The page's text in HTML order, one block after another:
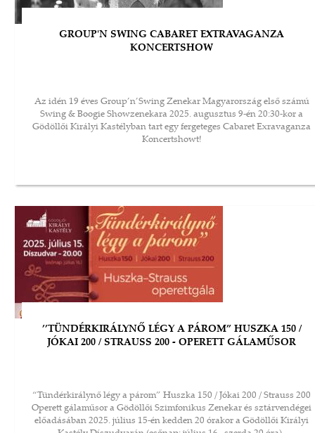
GROUP'N SWING CABARET EXTRAVAGANZA
KONCERTSHOW
Az idén 19 éves Group’n’Swing Zenekar Magyarország első számú
Swing & Boogie Showzenekara 2025. augusztus 9-én 20:30-kor a
Gödöllői Királyi Kastélyban tart egy fergeteges Cabaret Exravaganza
Koncertshowt!
’’TÜNDÉRKIRÁLYNŐ LÉGY A PÁROM” HUSZKA 150 /
JÓKAI 200 / STRAUSS 200 - OPERETT GÁLAMŰSOR
“Tündérkirálynő légy a párom” Huszka 150 / Jókai 200 / Strauss 200
Operett gálaműsor a Gödöllői Szimfonikus Zenekar és sztárvendégei
előadásában 2025. július 15-én kedden 20 órakor a Gödöllői Királyi